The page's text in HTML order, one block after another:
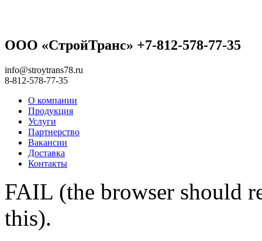
ООО «СтройТранс» +7-812-578-77-35
info@stroytrans78.ru
8-812-578-77-35
О компании
Продукция
Услуги
Партнерство
Вакансии
Доставка
Контакты
FAIL (the browser should
this).